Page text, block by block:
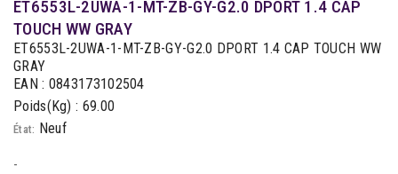
ET6553L-2UWA-1-MT-ZB-GY-G2.0 DPORT 1.4 CAP
TOUCH WW GRAY
ET6553L-2UWA-1-MT-ZB-GY-G2.0 DPORT 1.4 CAP TOUCH WW
GRAY
EAN : 0843173102504
Poids(Kg) : 69.00
État: Neuf
-